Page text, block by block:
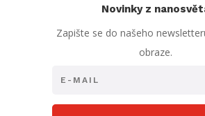
Novinky z
Zapište se do našeho
obraze.